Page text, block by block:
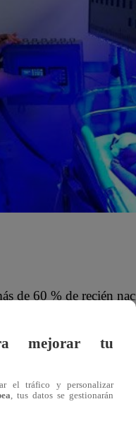
de 60 % de recién
preocupados por
brindar una solución
en el mercado.
mejorar tu
el tráfico y personalizar
, tus datos se gestionarán